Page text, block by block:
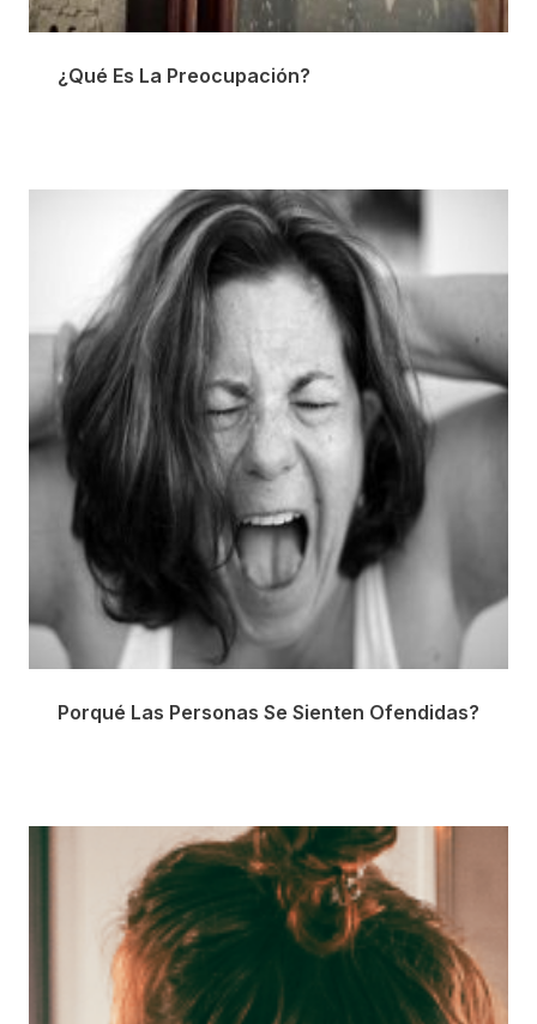
¿Qué Es La Preocupación?
Porqué Las Personas Se Sienten Ofendidas?